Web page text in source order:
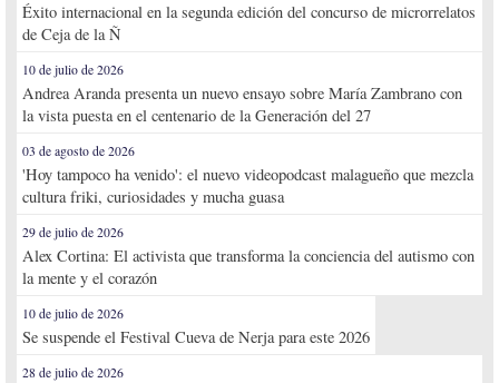
Éxito internacional en la segunda edición del concurso de microrrelatos
de Ceja de la Ñ
10 de julio de 2026
Andrea Aranda presenta un nuevo ensayo sobre María Zambrano con
la vista puesta en el centenario de la Generación del 27
03 de agosto de 2026
'Hoy tampoco ha venido': el nuevo videopodcast malagueño que mezcla
cultura friki, curiosidades y mucha guasa
29 de julio de 2026
Alex Cortina: El activista que transforma la conciencia del autismo con
la mente y el corazón
10 de julio de 2026
Se suspende el Festival Cueva de Nerja para este 2026
28 de julio de 2026